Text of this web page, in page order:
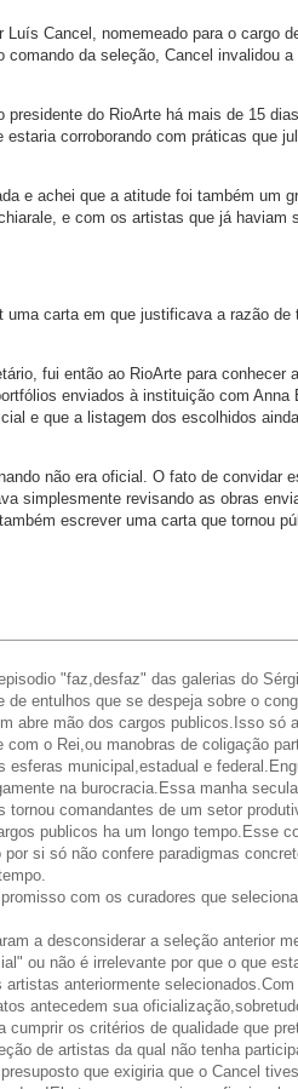
Cancel, nomemeado para o cargo
da seleção, Cancel invalidou a
presidente do RioArte há mais de 15
corroborando com práticas que
e achei que a atitude foi também um
e com os artistas que já haviam
carta em que justificava a razão de
fui então ao RioArte para conhecer
enviados à instituição com Anna
e que a listagem dos escolhidos
não era oficial. O fato de convidar
simplesmente revisando as obras
escrever uma carta que tornou
"faz,desfaz" das galerias do
entulhos que se despeja sobre o
abre mão dos cargos publicos.Isso só
o Rei,ou manobras de coligação
municipal,estadual e
na burocracia.Essa manha
comandantes de um setor
publicos ha um longo tempo.Esse
si só não confere paradigmas
com os curadores que
a desconsiderar a seleção anterior
ou não é irrelevante por que o que
anteriormente selecionados.Com
antecedem sua
cumprir os critérios de qualidade que
de artistas da qual não tenha
que exigiria que o Cancel